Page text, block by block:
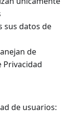
sus datos de
de
Privacidad
de usuarios: